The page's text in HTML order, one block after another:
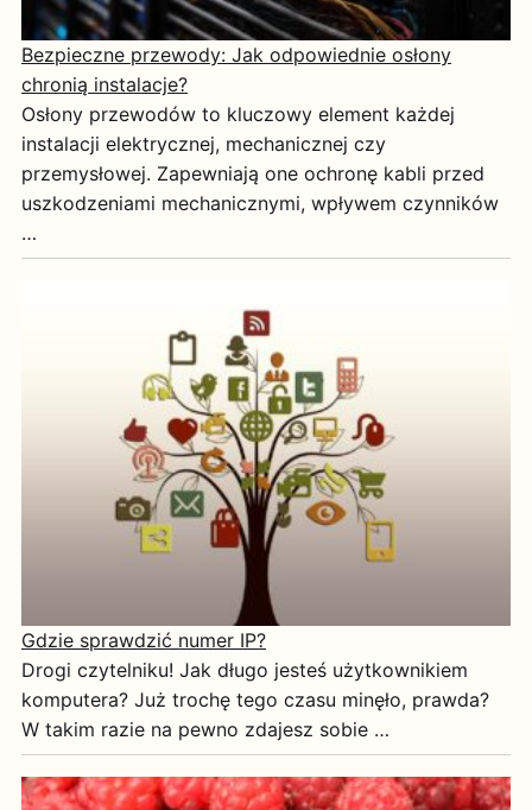
Bezpieczne przewody: Jak odpowiednie osłony
chronią instalacje?
Osłony przewodów to kluczowy element każdej
instalacji elektrycznej, mechanicznej czy
przemysłowej. Zapewniają one ochronę kabli przed
uszkodzeniami mechanicznymi, wpływem czynników
…
Gdzie sprawdzić numer IP?
Drogi czytelniku! Jak długo jesteś użytkownikiem
komputera? Już trochę tego czasu minęło, prawda?
W takim razie na pewno zdajesz sobie …